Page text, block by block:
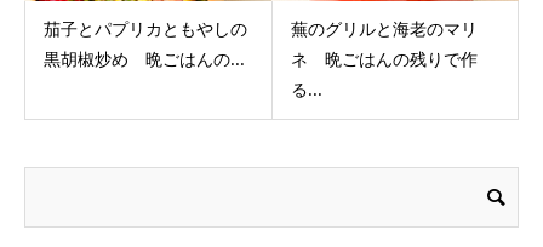
茄子とパプリカともやしの
黒胡椒炒め 晩ごはんの...
蕪のグリルと海老のマリ
ネ 晩ごはんの残りで作
る...